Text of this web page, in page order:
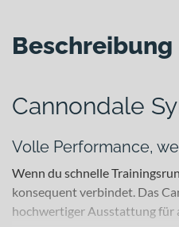
Beschreibung
Cannondale
Volle Performance,
Wenn du schnelle
konsequent verbindet. Das
hochwertiger Ausstattung für